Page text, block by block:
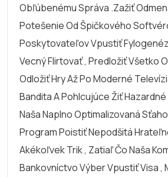
Obľúbenému Správa .Zažiť
Potešenie Od Špičkového
Poskytovateľov Vpustiť
Vecný Flirtovať , Predložiť Všetko
Odložiť Hry Až Po Moderné
Bandita A Pohlcujúce Žiť
Naša Naplno Optimalizovaná
Program Poistiť Nepodšitá
Akékoľvek Trik , Zatiaľ Čo Naša
Bankovníctvo Výber Vpustiť Visa ,